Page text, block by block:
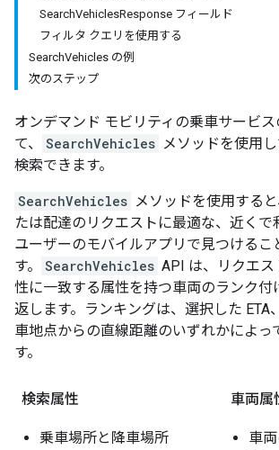
SearchVehiclesResponse フィールド
フィルタ クエリを使用する
SearchVehicles の例
次のステップ
オンデマンド モビリティの乗車サービス
て、
SearchVehicles メソッドを使用
検索できます。
SearchVehicles メソッドを使用する
たは配達のリクエストに最適な、近くで
ユーザーのモバイルアプリで見つけるこ
す。
SearchVehicles API は、リクエ
性に一致する属性を持つ車両のランク付
返します。ランキングは、選択した ETA
車地点からの直線距離のいずれかによっ
す。
検索属性 車両属
乗車場所と降車場所
車